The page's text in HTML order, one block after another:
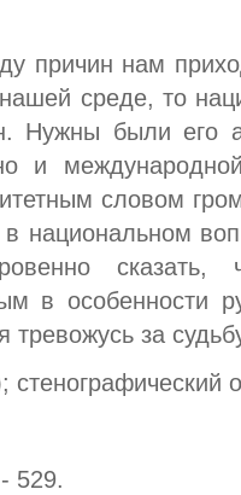
причин нам
среде, то
Нужны были его
и
словом
национальном
в особенности
тревожусь за
529.